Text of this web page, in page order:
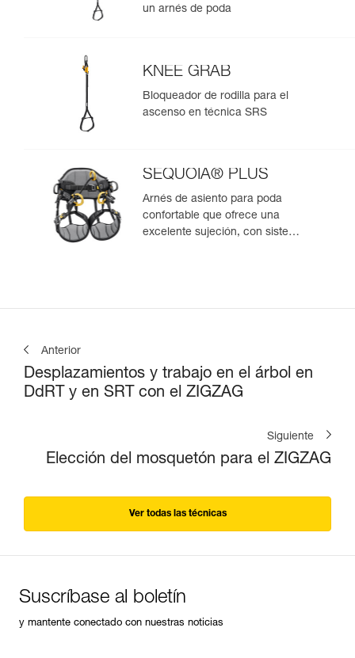
un arnés de poda
KNEE GRAB
Bloqueador de rodilla para el
ascenso en técnica SRS
SEQUOIA® PLUS
Arnés de asiento para poda
confortable que ofrece una
excelente sujeción, con sistema
Anterior
Desplazamientos y trabajo en el árbol en
DdRT y en SRT con el ZIGZAG
Siguiente
Elección del mosquetón para el ZIGZAG
Ver todas las técnicas
Suscríbase al boletín
y mantente conectado con nuestras noticias